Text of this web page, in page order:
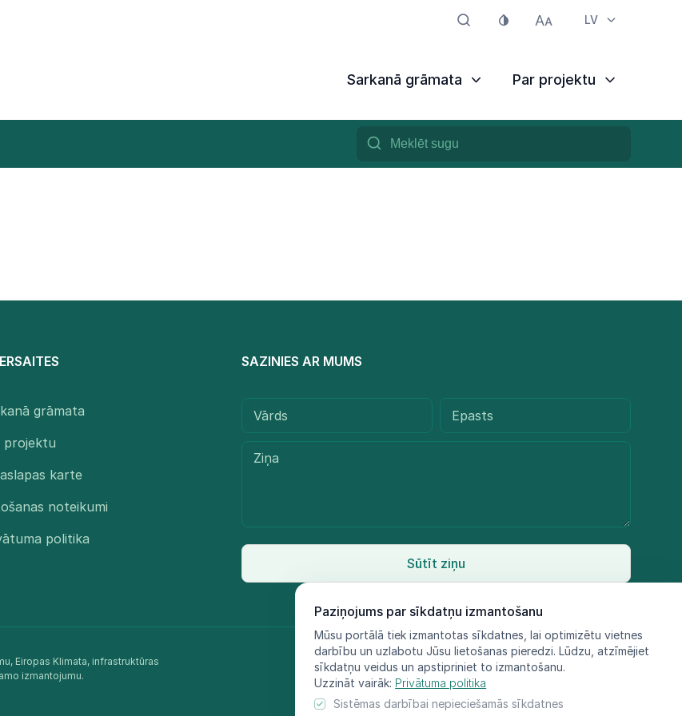
LV
Sarkanā grāmata Par projektu
Paziņojums par sīkdatņu izmantošanu
Mūsu portālā tiek izmantotas sīkdatnes, lai optimizētu vietnes
darbību un uzlabotu Jūsu lietošanas pieredzi. Lūdzu, atzīmējiet
sīkdatņu veidus un apstipriniet to izmantošanu.
Uzzināt vairāk: Privātuma politika
Sistēmas darbībai nepieciešamās sīkdatnes
grāmata
projektu
karte
noteikumi
politika
SAZINIES AR MUMS
Sūtīt ziņu
Eiropas Klimata, infrastruktūras
izmantojumu.​